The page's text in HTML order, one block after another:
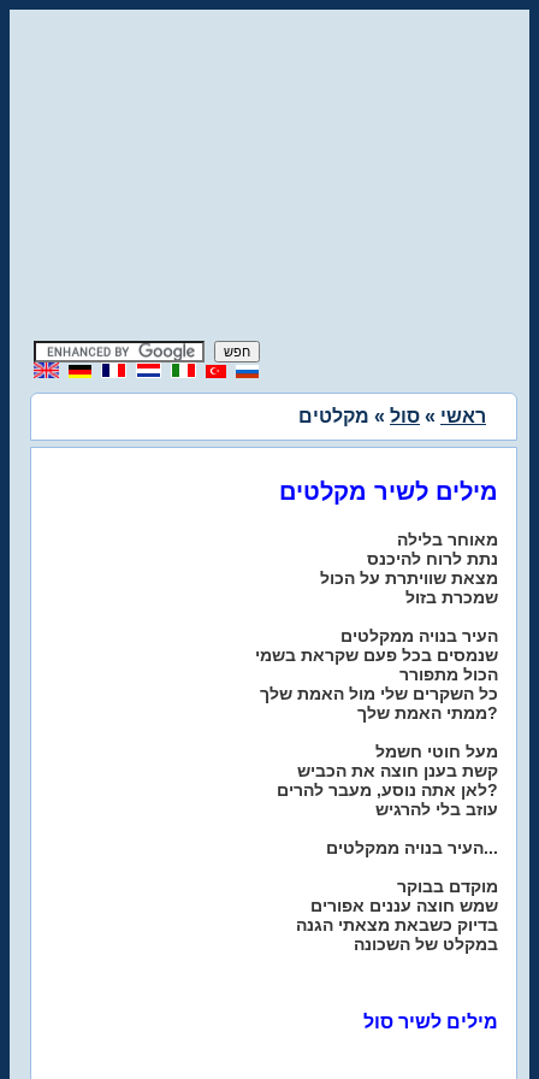
ראשי » סול » מקלטים
מילים לשיר מקלטים
מאוחר בלילה
נתת לרוח להיכנס
מצאת שוויתרת על הכול
שמכרת בזול
העיר בנויה ממקלטים
שנמסים בכל פעם שקראת בשמי
הכול מתפורר
כל השקרים שלי מול האמת שלך
ממתי האמת שלך?
מעל חוטי חשמל
קשת בענן חוצה את הכביש
לאן אתה נוסע, מעבר להרים?
עוזב בלי להרגיש
העיר בנויה ממקלטים...
מוקדם בבוקר
שמש חוצה עננים אפורים
בדיוק כשבאת מצאתי הגנה
במקלט של השכונה
מילים לשיר סול